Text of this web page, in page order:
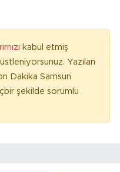
kabul etmiş
Yazılan
Dakika Samsun
şekilde sorumlu